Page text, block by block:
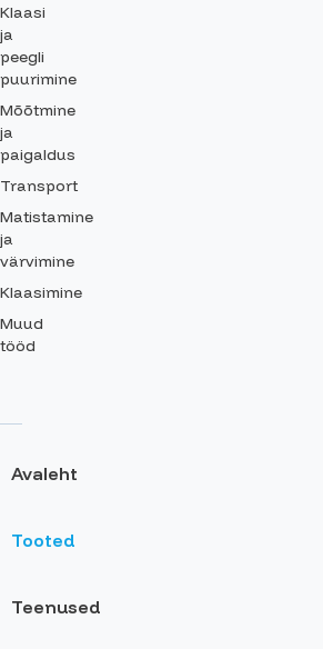
Klaasi
ja
peegli
puurimine
Mõõtmine
ja
paigaldus
Transport
Matistamine
ja
värvimine
Klaasimine
Muud
tööd
Avaleht
Tooted
Teenused